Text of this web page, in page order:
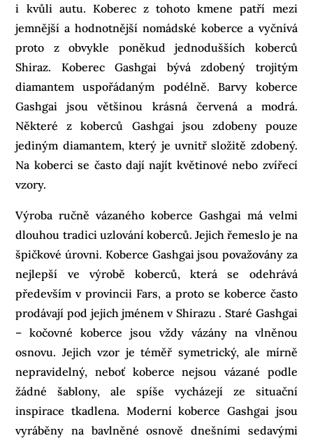
i kvůli autu. Koberec z tohoto kmene patří mezi
jemnější a hodnotnější nomádské koberce a vyčnívá
proto z obvykle poněkud jednodušších koberců
Shiraz. Koberec Gashgai bývá zdobený trojitým
diamantem uspořádaným podélně. Barvy koberce
Gashgai jsou většinou krásná červená a modrá.
Některé z koberců Gashgai jsou zdobeny pouze
jediným diamantem, který je uvnitř složitě zdobený.
Na koberci se často dají najít květinové nebo zvířecí
vzory.
Výroba ručně vázaného koberce Gashgai má velmi
dlouhou tradici uzlování koberců. Jejich řemeslo je na
špičkové úrovni. Koberce Gashgai jsou považovány za
nejlepší ve výrobě koberců, která se odehrává
především v provincii Fars, a proto se koberce často
prodávají pod jejich jménem v Shirazu . Staré Gashgai
– kočovné koberce jsou vždy vázány na vlněnou
osnovu. Jejich vzor je téměř symetrický, ale mírně
nepravidelný, neboť koberce nejsou vázané podle
žádné šablony, ale spíše vycházejí ze situační
inspirace tkadlena. Moderní koberce Gashgai jsou
vyráběny na bavlněné osnově dnešními sedavými